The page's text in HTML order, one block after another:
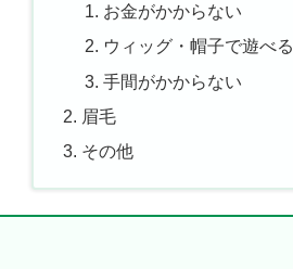
お金がかからない
ウィッグ・帽子で遊べる
手間がかからない
眉毛
その他